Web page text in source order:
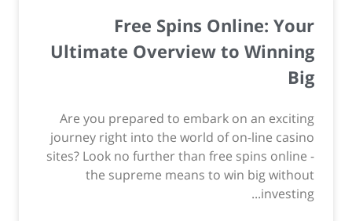
Free Spins Online: Your
Ultimate Overview to Winning
Big
Are you prepared to embark on an exciting
journey right into the world of on-line casino
sites? Look no further than free spins online -
the supreme means to win big without
investing...